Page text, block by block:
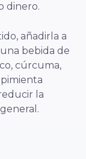
dinero.
añadirla a
bebida de
cúrcuma,
la